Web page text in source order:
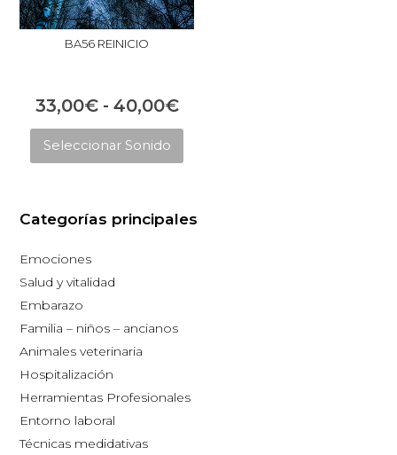
BA56 REINICIO
33,00€ - 40,00€Rango
de
precios:
33,00€
Seleccionar Sonido
Este
variantes.
página
Categorías principales
Emociones
Salud y vitalidad
Embarazo
Familia – niños – ancianos
Animales veterinaria
Hospitalización
Herramientas Profesionales
Entorno laboral
Técnicas medidativas